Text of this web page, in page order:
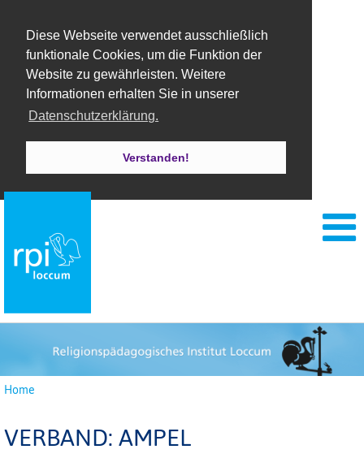
Diese Webseite verwendet ausschließlich
funktionale Cookies, um die Funktion der
Website zu gewährleisten. Weitere
Informationen erhalten Sie in unserer
Datenschutzerklärung.
Verstanden!
Home
VERBAND: AMPEL